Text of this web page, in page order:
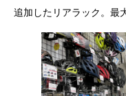
追加したリアラック。最